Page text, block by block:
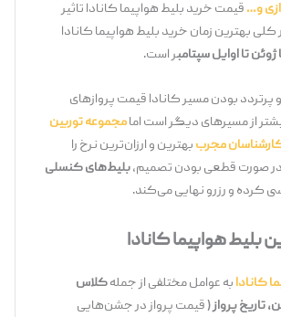
قیمت خرید بلیط هواپیما کانادا تاثیر
زمان خرید بلیط هواپیما کانادا
اوایل سپتامبر است.
بودن مسیر کانادا قیمت پروازهای
مسیرهای دیگر است امامجموعه توربین
مجرببهترین و ارزان‌ترین نرخ را
قطعی بودن تصمیم،بلیط‌های کنسلی
و رزرو نهایی می‌کند.
هواپیما کانادا
به عوامل مختلفی از جملهکلاس
پرواز( قیمت پرواز در جشن‌هایی